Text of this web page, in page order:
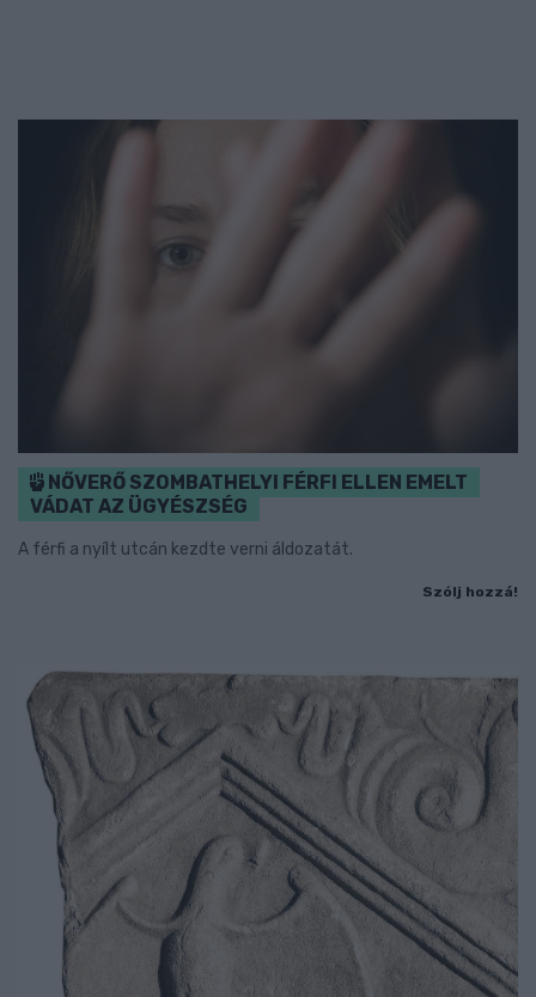
NŐVERŐ SZOMBATHELYI FÉRFI ELLEN EMELT
VÁDAT AZ ÜGYÉSZSÉG
A férfi a nyílt utcán kezdte verni áldozatát.
Szólj hozzá!